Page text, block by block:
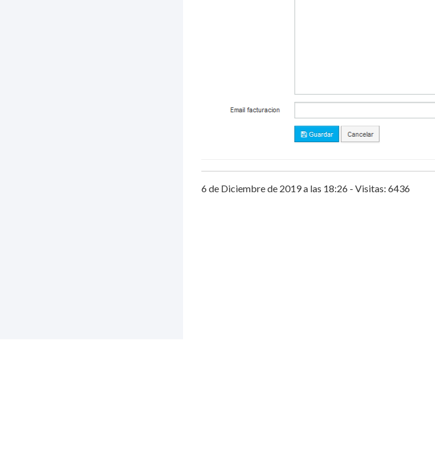
6 de Diciembre de 2019 a las 18:26 - Visitas: 6436